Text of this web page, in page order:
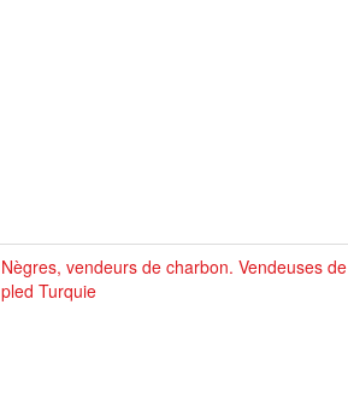
Nègres, vendeurs de charbon. Vendeuses de
pled Turquie